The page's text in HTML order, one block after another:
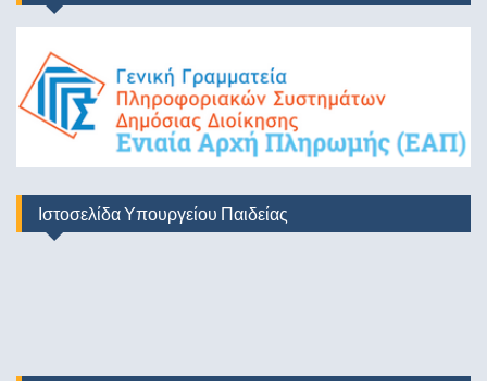
Ιστοσελίδα Υπουργείου Παιδείας